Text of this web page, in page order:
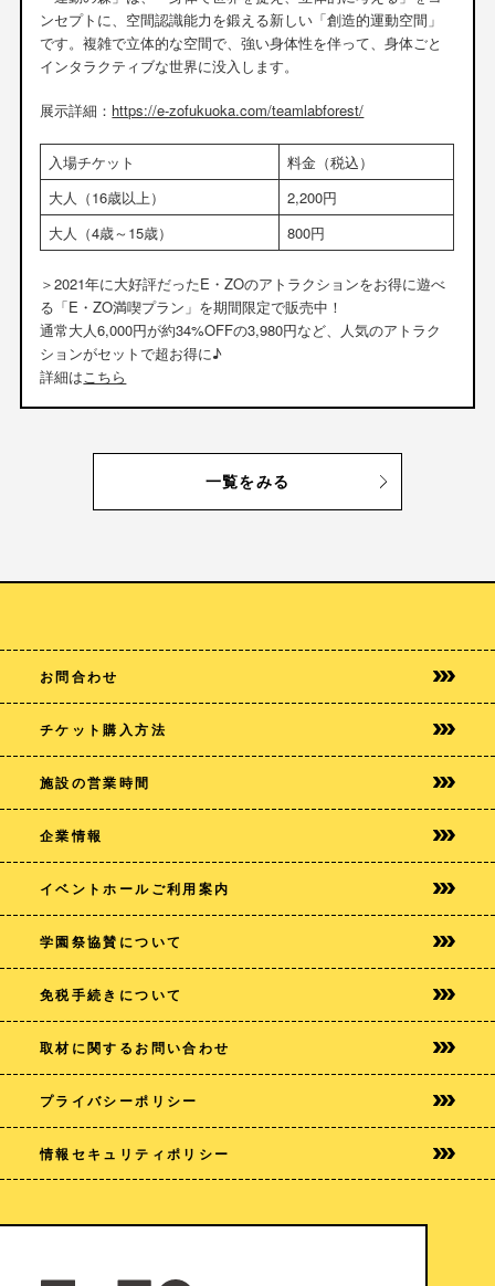
ンセプトに、空間認識能力を鍛える新しい「創造的運動空間」
です。複雑で立体的な空間で、強い身体性を伴って、身体ごと
インタラクティブな世界に没入します。
展示詳細： https://e-zofukuoka.com/teamlabforest/
入場チケット
料金（税込）
大人（16歳以上）
2,200円
大人（4歳～15歳）
800円
＞2021年に大好評だったE・ZOのアトラクションをお得に遊べ
る「E・ZO満喫プラン」を期間限定で販売中！
通常大人6,000円が約34%OFFの3,980円など、人気のアトラク
ションがセットで超お得に♪
詳細はこちら
一覧をみる
お問合わせ
チケット購入方法
施設の営業時間
企業情報
イベントホールご利用案内
学園祭協賛について
免税手続きについて
取材に関するお問い合わせ
プライバシーポリシー
情報セキュリティポリシー